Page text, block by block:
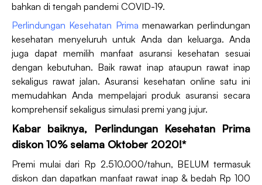
bahkan di tengah pandemi COVID-19.
Perlindungan Kesehatan Prima menawarkan perlindungan
kesehatan menyeluruh untuk Anda dan keluarga. Anda
juga dapat memilih manfaat asuransi kesehatan sesuai
dengan kebutuhan. Baik rawat inap ataupun rawat inap
sekaligus rawat jalan. Asuransi kesehatan online satu ini
memudahkan Anda mempelajari produk asuransi secara
komprehensif sekaligus simulasi premi yang jujur.
Kabar baiknya, Perlindungan Kesehatan Prima
diskon 10% selama Oktober 2020!*
Premi mulai dari Rp 2.510.000/tahun, BELUM termasuk
diskon dan dapatkan manfaat rawat inap & bedah Rp 100